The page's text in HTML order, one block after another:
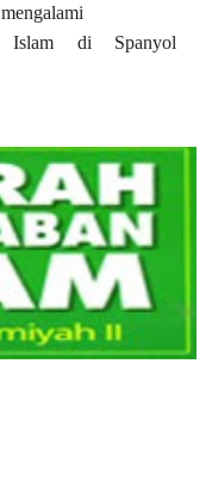
mengalami
Islam di Spanyol